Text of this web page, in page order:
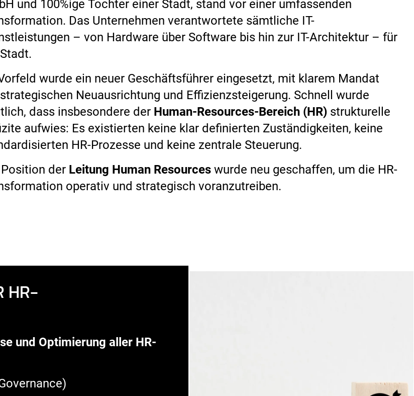
und 100%ige Tochter einer Stadt, stand vor einer umfassenden
Das Unternehmen verantwortete sämtliche IT-
– von Hardware über Software bis hin zur IT-Architektur – für
wurde ein neuer Geschäftsführer eingesetzt, mit klarem Mandat
Neuausrichtung und Effizienzsteigerung. Schnell wurde
dass insbesondere der Human-Resources-Bereich (HR) strukturelle
aufwies: Es existierten keine klar definierten Zuständigkeiten, keine
HR-Prozesse und keine zentrale Steuerung.
der Leitung Human Resources wurde neu geschaffen, um die HR-
operativ und strategisch voranzutreiben.
HR-
und Optimierung aller HR-